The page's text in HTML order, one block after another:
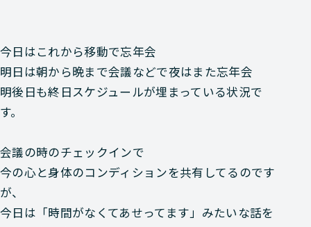
今日はこれから移動で忘年会
明日は朝から晩まで会議などで夜はまた忘年会
明後日も終日スケジュールが埋まっている状況で
す。
会議の時のチェックインで
今の心と身体のコンディションを共有してるのです
が、
今日は「時間がなくてあせってます」みたいな話を